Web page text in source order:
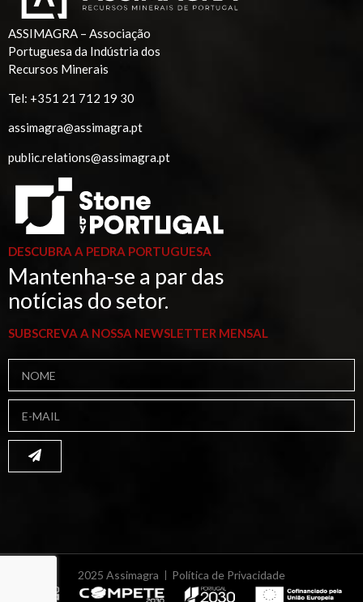
ASSIMAGRA – Associação
Portuguesa da Indústria dos
Recursos Minerais
Tel: +351 21 712 19 30
assimagra@assimagra.pt
public.relations@assimagra.pt
DESCUBRA A PEDRA PORTUGUESA
Mantenha-se a par das
notícias do setor.
SUBSCREVA A NOSSA NEWSLETTER MENSAL
2025 Assimagra Política de Privacidade